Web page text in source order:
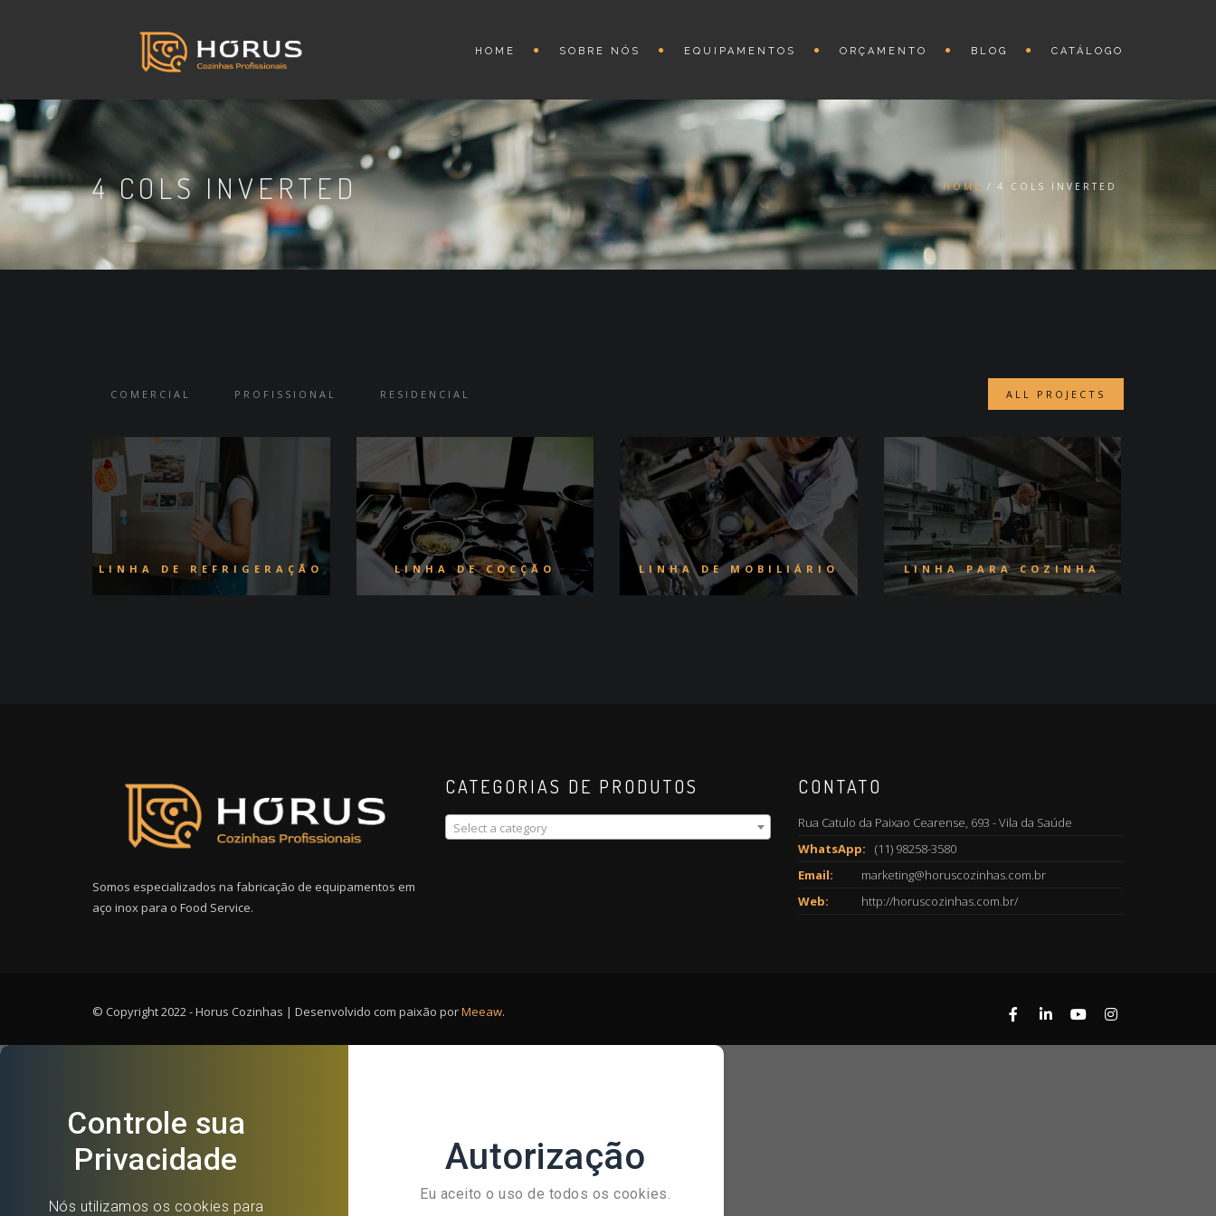
HOME SOBRE NÓS EQUIPAMENTOS ORÇAMENTO BLOG CATÁLOGO
4 COLS INVERTED HOME 4 COLS INVERTED
ALL PROJECTS
COMERCIAL PROFISSIONAL RESIDENCIAL
LINHA DE REFRIGERAÇÃO LINHA DE COCÇÃO LINHA DE MOBILIÁRIO LINHA PARA COZINHA
Somos especializados na fabricação de equipamentos em
aço inox para o Food Service.
CATEGORIAS DE PRODUTOS
Select a category
CONTATO
Rua Catulo da Paixao Cearense, 693 - Vila da Saúde
WhatsApp:
(11) 98258-3580
Email:
marketing@horuscozinhas.com.br
Web:
http://horuscozinhas.com.br/
© Copyright 2022 - Horus Cozinhas | Desenvolvido com paixão porMeeaw.